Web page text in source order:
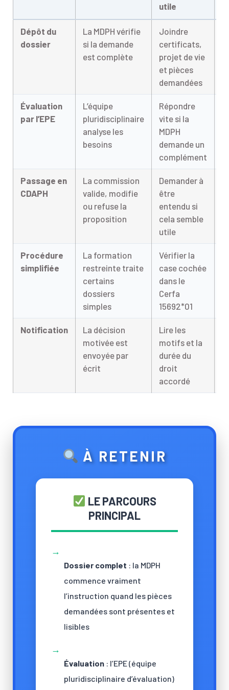
utile
Dépôt du
dossier
La MDPH vérifie
si la demande
est complète
Joindre
certificats,
projet de vie
et pièces
demandées
Évaluation
par l’EPE
L’équipe
pluridisciplinaire
analyse les
besoins
Répondre
vite si la
MDPH
demande un
complément
Passage en
CDAPH
La commission
valide, modifie
ou refuse la
proposition
Demander à
être
entendu si
cela semble
utile
Procédure
simplifiée
La formation
restreinte traite
certains
dossiers
simples
Vérifier la
case cochée
dans le
Cerfa
15692*01
Notification
La décision
motivée est
envoyée par
écrit
Lire les
motifs et la
durée du
droit
accordé
À RETENIR
LE PARCOURS
PRINCIPAL
→
Dossier complet : la MDPH
commence vraiment
l’instruction quand les pièces
demandées sont présentes et
lisibles
→
Évaluation : l’EPE (équipe
pluridisciplinaire d’évaluation)